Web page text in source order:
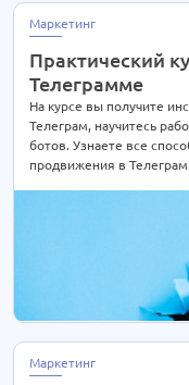
Маркетинг
Практический
Телеграмме
На курсе вы получите
Телеграм, научитесь
ботов. Узнаете все
продвижения в
Маркетинг